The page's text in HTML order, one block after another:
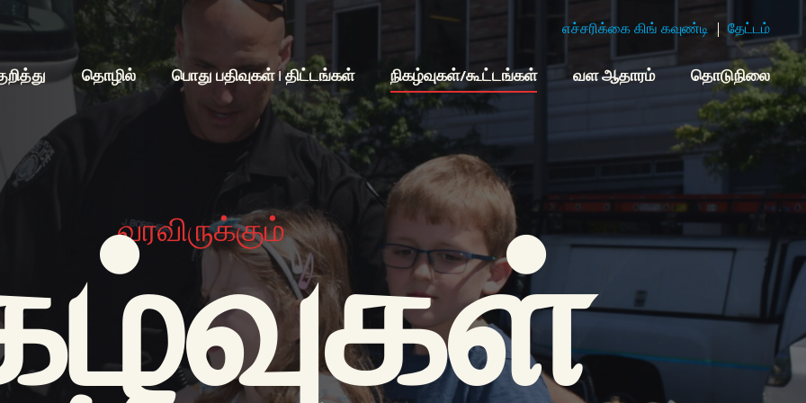
தொழில் பொது பதிவுகள் | திட்டங்கள் நிகழ்வுகள்/கூட்டங்கள் வள ஆதாரம் தொடுநிலை
எச்சரிக்கை கிங் கவுண்டி தேட்டம்
வரவிருக்கும்